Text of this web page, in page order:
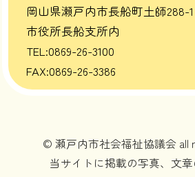
岡山県瀬戸内市長船町土師288-1
市役所長船支所内
TEL:0869-26-3100
FAX:0869-26-3386
© 瀬戸内市社会福祉協議会 all
当サイトに掲載の写真、文